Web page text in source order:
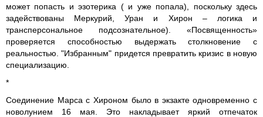
может попасть и эзотерика ( и уже попала), поскольку здесь
задействованы Меркурий, Уран и Хирон – логика и
трансперсональное подсознательное). «Посвященность»
проверяется способностью выдержать столкновение с
реальностью. "Избранным" придется превратить кризис в новую
специализацию.
*
Соединение Марса с Хироном было в экзакте одновременно с
новолунием 16 мая. Это накладывает яркий отпечаток